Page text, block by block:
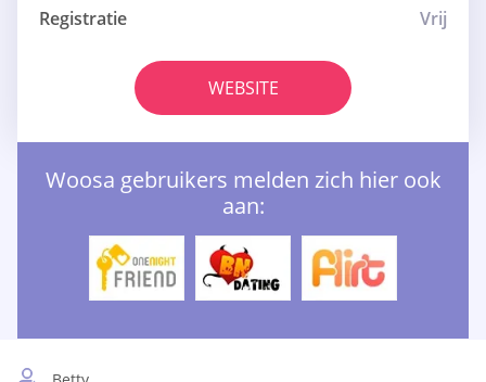
Registratie
Vrij
WEBSITE
Woosa gebruikers melden zich hier ook
aan: